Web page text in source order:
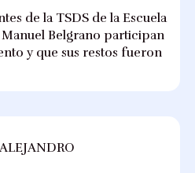
de la TSDS de la Escuela
Belgrano participan
y que sus restos fueron